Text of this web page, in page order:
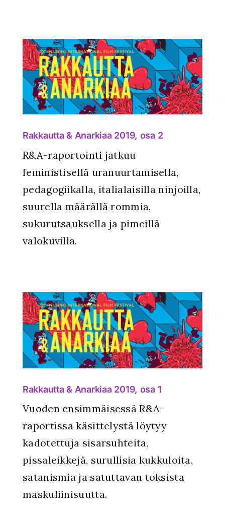
Rakkautta & Anarkiaa 2019, osa 2
R&A-raportointi jatkuu
feministisellä uranuurtamisella,
pedagogiikalla, italialaisilla ninjoilla,
suurella määrällä rommia,
sukurutsauksella ja pimeillä
valokuvilla.
Rakkautta & Anarkiaa 2019, osa 1
Vuoden ensimmäisessä R&A-
raportissa käsittelystä löytyy
kadotettuja sisarsuhteita,
pissaleikkejä, surullisia kukkuloita,
satanismia ja satuttavan toksista
maskuliinisuutta.